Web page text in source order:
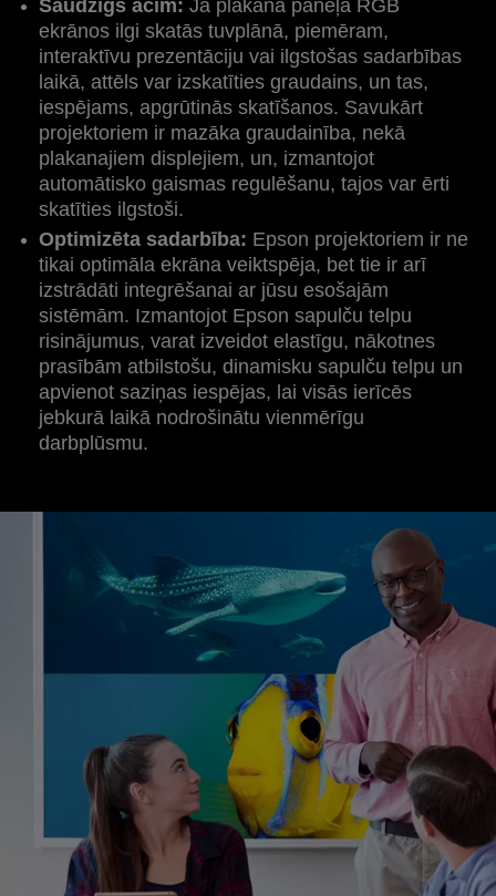
Saudzīgs acīm: Ja plakanā paneļa RGB
ekrānos ilgi skatās tuvplānā, piemēram,
interaktīvu prezentāciju vai ilgstošas sadarbības
laikā, attēls var izskatīties graudains, un tas,
iespējams, apgrūtinās skatīšanos. Savukārt
projektoriem ir mazāka graudainība, nekā
plakanajiem displejiem, un, izmantojot
automātisko gaismas regulēšanu, tajos var ērti
skatīties ilgstoši.
Optimizēta sadarbība: Epson projektoriem ir ne
tikai optimāla ekrāna veiktspēja, bet tie ir arī
izstrādāti integrēšanai ar jūsu esošajām
sistēmām. Izmantojot Epson sapulču telpu
risinājumus, varat izveidot elastīgu, nākotnes
prasībām atbilstošu, dinamisku sapulču telpu un
apvienot saziņas iespējas, lai visās ierīcēs
jebkurā laikā nodrošinātu vienmērīgu
darbplūsmu.